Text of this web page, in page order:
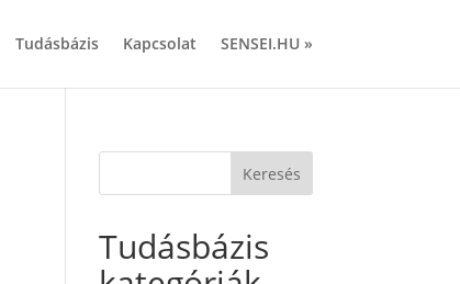
Tudásbázis Kapcsolat SENSEI.HU »
Tudásbázis